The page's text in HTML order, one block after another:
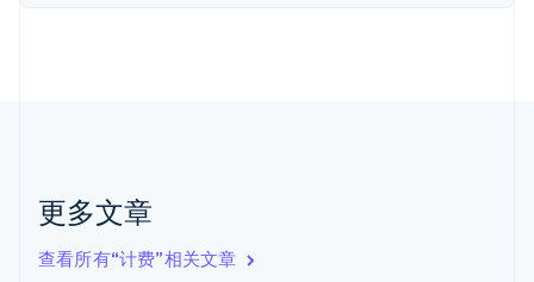
更多文章
查看所有“计费”相关文章
English
English